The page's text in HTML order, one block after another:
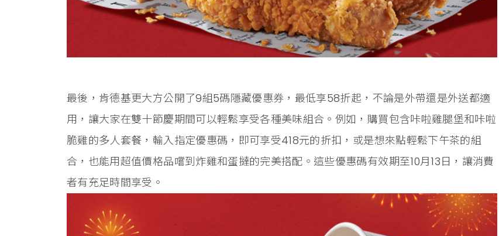
最後，肯德基更大方公開了9組5碼隱藏優惠券，最低享58折起，不論是外帶還是外送都適
用，讓大家在雙十節慶期間可以輕鬆享受各種美味組合。例如，購買包含咔啦雞腿堡和咔啦
脆雞的多人套餐，輸入指定優惠碼，即可享受418元的折扣，或是想來點輕鬆下午茶的組
合，也能用超值價格品嚐到炸雞和蛋撻的完美搭配。這些優惠碼有效期至10月13日，讓消費
者有充足時間享受。